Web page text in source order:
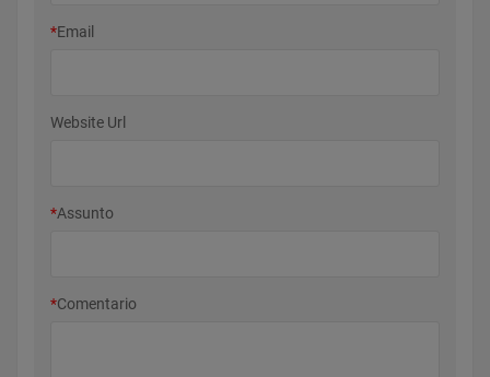
*Email
Website Url
*Assunto
*Comentario